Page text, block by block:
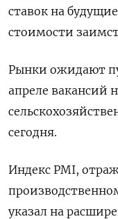
ставок на
стоимости
Рынки ожидают
апреле вакансий
сегодня.
Индекс PMI,
указал на